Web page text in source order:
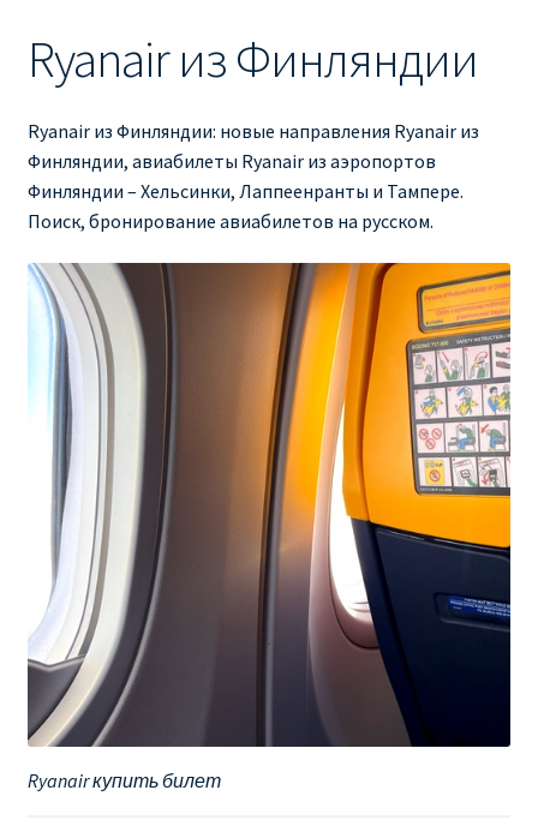
Ryanair из Финляндии
Ryanair из Финляндии: новые направления Ryanair из
Финляндии, авиабилеты Ryanair из аэропортов
Финляндии – Хельсинки, Лаппеенранты и Тампере.
Поиск, бронирование авиабилетов на русском.
Ryanair купить билет